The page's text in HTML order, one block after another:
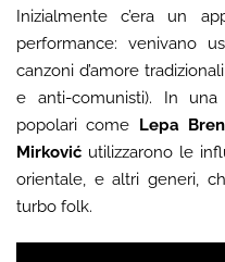
Inizialmente c’era un
performance: venivano
canzoni d’amore
e anti-comunisti). In
popolari come Lepa
Mirković utilizzarono le
orientale, e altri generi,
turbo folk.